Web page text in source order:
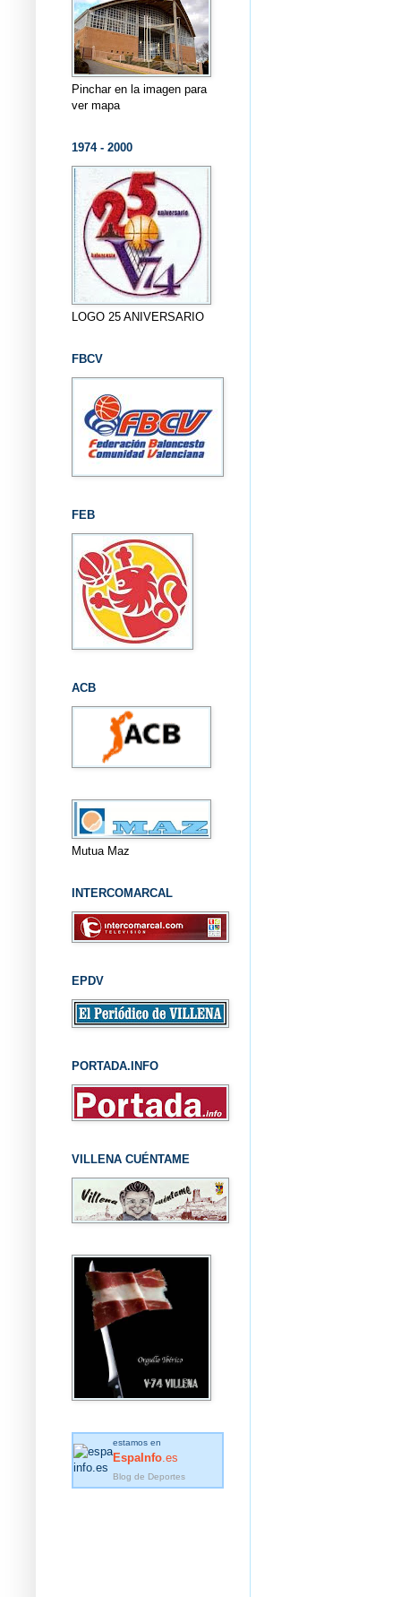
Pinchar en la imagen para
ver mapa
1974 - 2000
LOGO 25 ANIVERSARIO
FBCV
FEB
ACB
Mutua Maz
INTERCOMARCAL
EPDV
PORTADA.INFO
VILLENA CUÉNTAME
estamos en
EspaInfo .es
Blog de Deportes